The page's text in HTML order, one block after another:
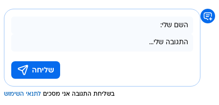
בשליחת התגובה אני מסכים לתנאי השימוש